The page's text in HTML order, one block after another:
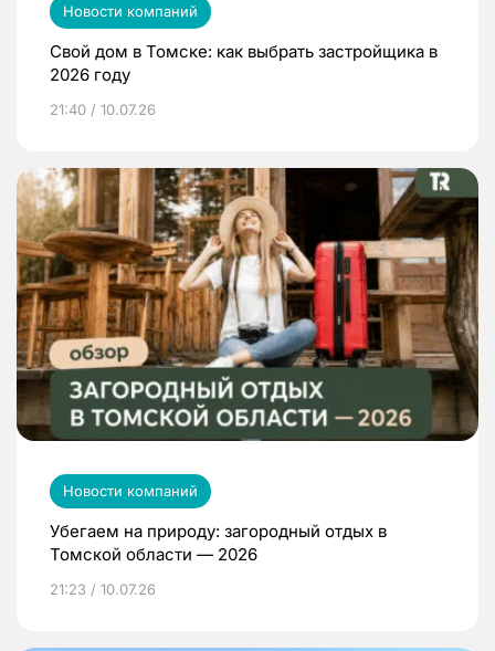
Новости компаний
Свой дом в Томске: как выбрать застройщика в
2026 году
21:40 / 10.07.26
Новости компаний
Убегаем на природу: загородный отдых в
Томской области — 2026
21:23 / 10.07.26